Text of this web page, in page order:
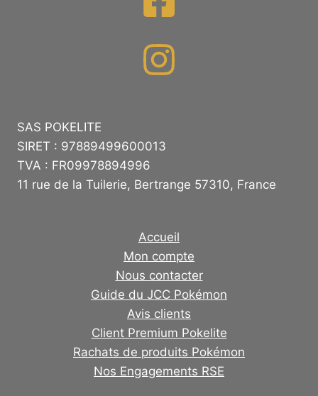
SAS POKELITE
SIRET : 97889499600013
TVA : FR09978894996
11 rue de la Tuilerie, Bertrange 57310, France
Accueil
Mon compte
Nous contacter
Guide du JCC Pokémon
Avis clients
Client Premium Pokelite
Rachats de produits Pokémon
Nos Engagements RSE